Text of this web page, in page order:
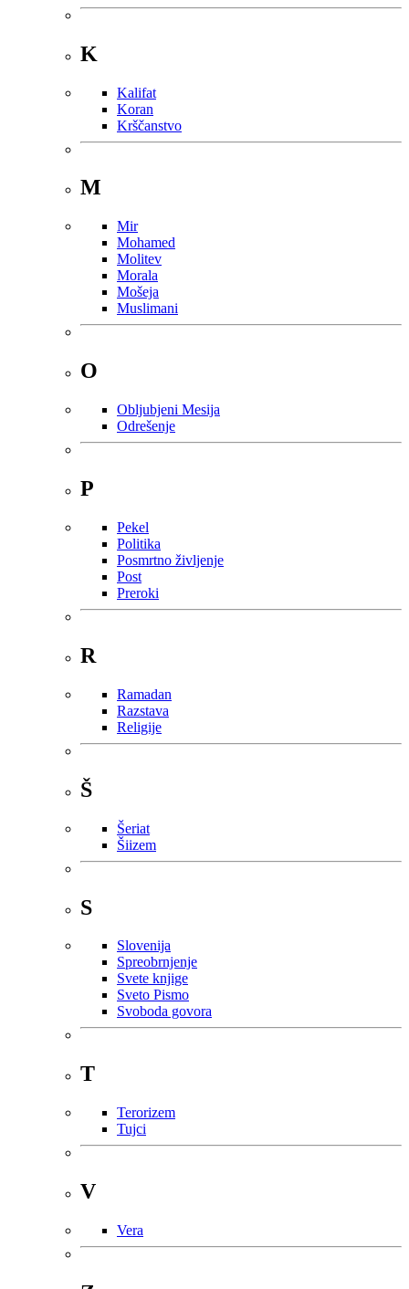
K
Kalifat
Koran
Krščanstvo
M
Mir
Mohamed
Molitev
Morala
Mošeja
Muslimani
O
Obljubjeni Mesija
Odrešenje
P
Pekel
Politika
Posmrtno življenje
Post
Preroki
R
Ramadan
Razstava
Religije
Š
Šeriat
Šiizem
S
Slovenija
Spreobrnjenje
Svete knjige
Sveto Pismo
Svoboda govora
T
Terorizem
Tujci
V
Vera